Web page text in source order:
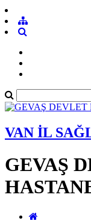
VAN İL
GEVAŞ